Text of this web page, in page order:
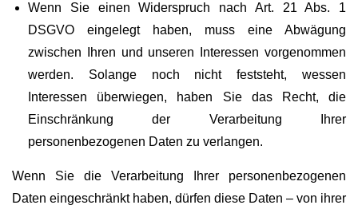
Wenn Sie einen Widerspruch nach Art. 21 Abs. 1
DSGVO eingelegt haben, muss eine Abwägung
zwischen Ihren und unseren Interessen vorgenommen
werden. Solange noch nicht feststeht, wessen
Interessen überwiegen, haben Sie das Recht, die
Einschränkung der Verarbeitung Ihrer
personenbezogenen Daten zu verlangen.
Wenn Sie die Verarbeitung Ihrer personenbezogenen
Daten eingeschränkt haben, dürfen diese Daten – von ihrer